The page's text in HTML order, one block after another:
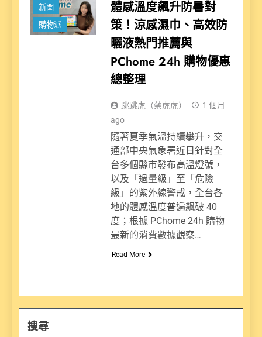
新聞
購物派
體感溫度飆升防暑對
策！涼感濕巾、高效防
曬液熱門推薦與
PChome 24h 購物優惠
總整理
跳跳虎（蔡虎虎）
1 個月
ago
隨著夏季氣溫持續攀升，交
通部中央氣象署近日針對全
台多個縣市發布高溫燈號，
以及「過量級」至「危險
級」的紫外線警戒，全台各
地的體感溫度普遍飆破 40
度；根據 PChome 24h 購物
最新的消費數據觀察…
Read More
搜尋